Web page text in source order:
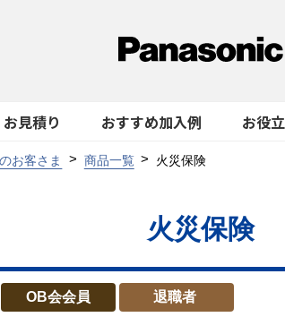
お見積り おすすめ加入例 お役
お客さま 商品一覧 火災保険
火災保険
OB会会員 退職者